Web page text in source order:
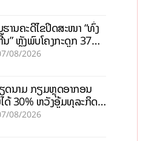
ານຄະດີໄຂປິດສະໜາ “ທົ່ງ
” ຫຼັງພົບໂຄງກະດູກ 37
ນຫີນຍັກ
08/2026
ດນາມ ກຽມຫຼຸດອາກອນ
ດ້ 30% ຫວັງອູ້ມທຸລະກິດ
ດນ້ອຍ ແລະ ຈຸນລະ
08/2026